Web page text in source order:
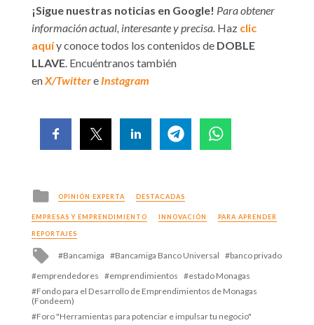
¡Sigue nuestras noticias en Google! Para obtener
información actual, interesante y precisa. Haz clic
aquíy conoce todos los contenidos de DOBLE
LLAVE. Encuéntranos también
enX/Twittere Instagram
Posted
in
OPINIÓN EXPERTA DESTACADAS
EMPRESAS Y EMPRENDIMIENTO INNOVACIÓN PARA APRENDER
REPORTAJES
Tagged
Bancamiga Bancamiga Banco Universal
banco privado
emprendedores
emprendimientos
estado Monagas
Fondo para el Desarrollo de Emprendimientos de Monagas
(Fondeem)
Foro "Herramientas para potenciar e impulsar tu negocio"